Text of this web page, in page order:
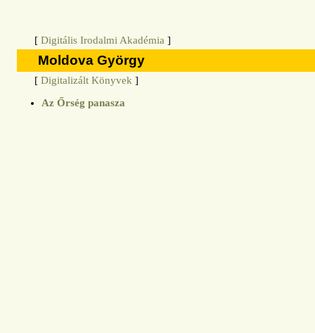
[ Digitális Irodalmi Akadémia ]
Moldova György
[ Digitalizált Könyvek ]
Az Őrség panasza